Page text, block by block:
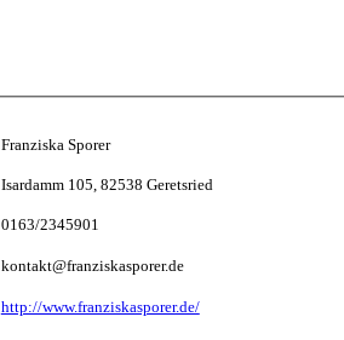
Franziska Sporer
Isardamm 105, 82538 Geretsried
0163/2345901
kontakt@franziskasporer.de
http://www.franziskasporer.de/